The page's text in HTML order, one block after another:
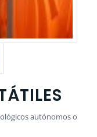
autónomos o